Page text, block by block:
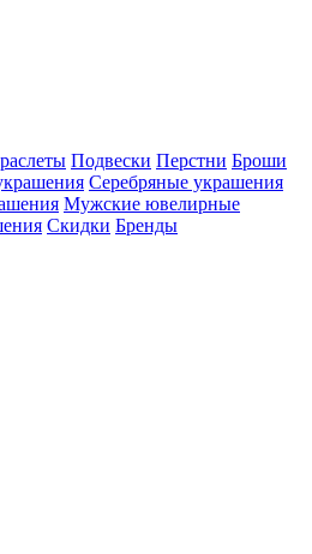
Подвески Перстни Броши
Серебряные украшения
Мужские ювелирные
Скидки Бренды